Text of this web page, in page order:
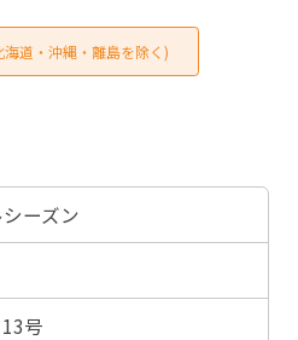
女の子 男の子
道・沖縄・離島を除く)
ーズン
号